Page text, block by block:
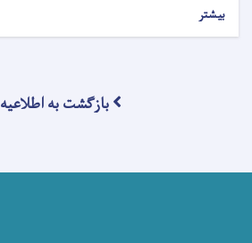
بیشتر
بازگشت به